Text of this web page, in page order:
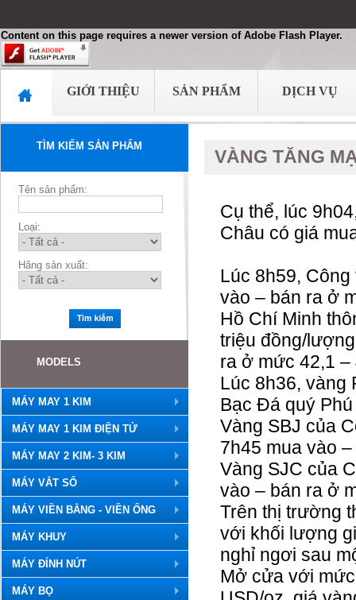
Content on this page requires a newer version of Adobe Flash Player.
GIỚI THIỆU SẢN PHẨM DỊCH VỤ
TÌM KIẾM SẢN PHẨM
Tên sản phẩm:
Loại:
Hãng sản xuất:
MODELS
MÁY MAY 1 KIM
MÁY MAY 1 KIM ĐIỆN TỬ
MÁY MAY 2 KIM- 3 KIM
MÁY VẮT SỔ
MÁY VIỀN BẰNG - VIỀN ỐNG
MÁY KHUY
MÁY ĐÍNH NÚT
MÁY BỌ
VÀNG TĂNG
Cụ thể, lúc
Châu có giá
Lúc 8h59,
vào – bán ra ở
Hồ Chí Minh
triệu đồng/
ra ở mức 42,1
Lúc 8h36, vàng
Bạc Đá quý
Vàng SBJ của
7h45 mua vào
Vàng SJC của
vào – bán ra ở
Trên thị trường
với khối lượng
nghỉ ngơi sau
Mở cửa với